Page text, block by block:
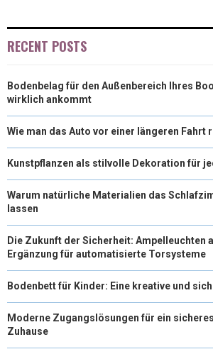
RECENT POSTS
Bodenbelag für den Außenbereich Ihres
wirklich ankommt
Wie man das Auto vor einer längeren
Kunstpflanzen als stilvolle Dekoration für
Warum natürliche Materialien das
lassen
Die Zukunft der Sicherheit: Ampelleuchten
Ergänzung für automatisierte Torsysteme
Bodenbett für Kinder: Eine kreative und
Moderne Zugangslösungen für ein
Zuhause